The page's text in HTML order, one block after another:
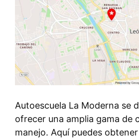
Autoescuela La Moderna se
ofrecer una amplia gama de
manejo. Aquí puedes